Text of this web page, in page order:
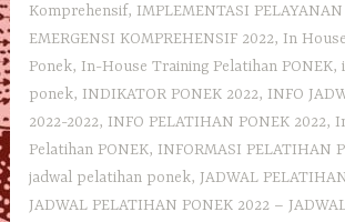
Komprehensif, IMPLEMENTASI
EMERGENSI KOMPREHENSIF 2022, In
Ponek, In-House Training Pelatihan PONEK,
ponek, INDIKATOR PONEK 2022, INFO
2022-2022, INFO PELATIHAN PONEK 2022,
Pelatihan PONEK, INFORMASI PELATIHAN
jadwal pelatihan ponek, JADWAL
JADWAL PELATIHAN PONEK 2022 –